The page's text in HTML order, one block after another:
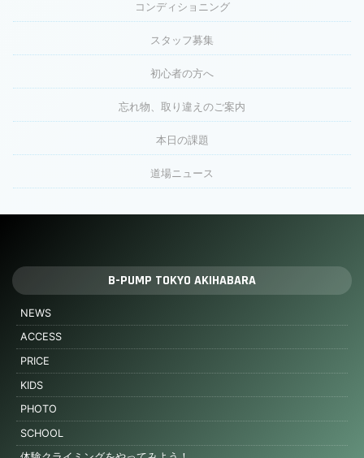
コンディショニング
スタッフ募集
初心者の方へ
忘れ物、取り違えのご案内
本日の課題
道場ニュース
B-PUMP TOKYO AKIHABARA
NEWS
ACCESS
PRICE
KIDS
PHOTO
SCHOOL